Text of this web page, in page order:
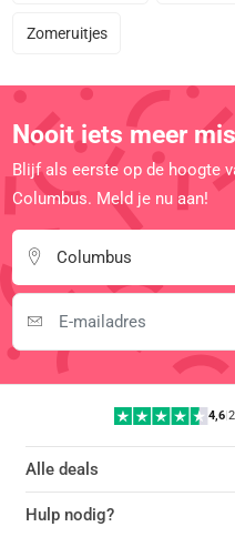
Zomeruitjes
Nooit iets meer
Blijf als eerste op de hoogte
Columbus. Meld je nu aan!
Columbus
4,6 |
Alle deals
Hulp nodig?